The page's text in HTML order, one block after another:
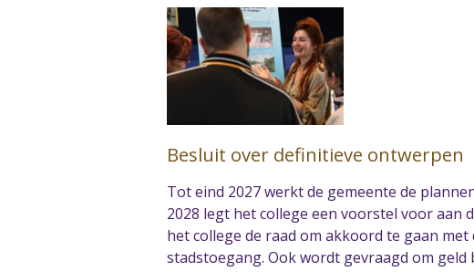
Besluit over definitieve ontwerpen
Tot eind 2027 werkt de gemeente de
2028 legt het college een voorstel voor aan
het college de raad om akkoord te gaan
stadstoegang. Ook wordt gevraagd om